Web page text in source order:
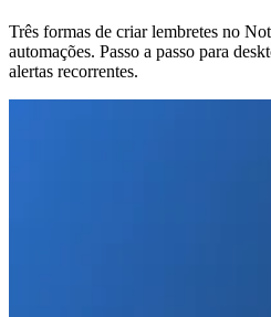
Três formas de criar lembretes no
automações. Passo a passo para
alertas recorrentes.